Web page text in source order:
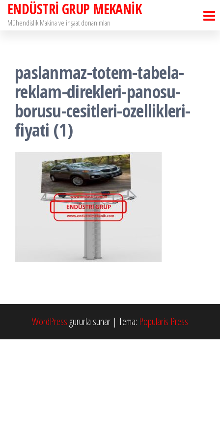
İçeriğe
atla
ENDÜSTRİ GRUP MEKANİK
Mühendislik Makina ve inşaat donanımları
paslanmaz-totem-tabela-
reklam-direkleri-panosu-
borusu-cesitleri-ozellikleri-
fiyati (1)
WordPress gururla sunar | Tema: Popularis Press